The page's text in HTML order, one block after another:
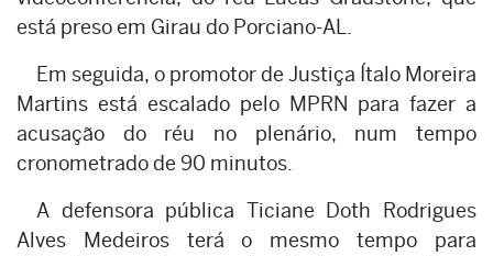
está preso em Girau do Porciano-AL.
Em seguida, o promotor de Justiça Ítalo Moreira
Martins está escalado pelo MPRN para fazer a
acusação do réu no plenário, num tempo
cronometrado de 90 minutos.
A defensora pública Ticiane Doth Rodrigues
Alves Medeiros terá o mesmo tempo para